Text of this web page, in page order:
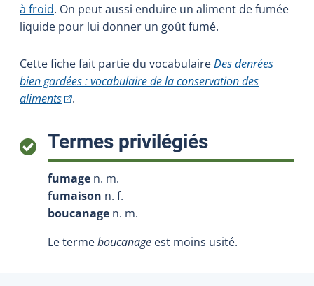
à froid. On peut aussi enduire un aliment de fumée
liquide pour lui donner un goût fumé.
Cette fiche fait partie du vocabulaireDes denrées
bien gardées : vocabulaire de la conservation des
aliments(Cet hyperlien externe s'ouvrira dans une nouvelle
.
Termes privilégiés:
fumage n. m.
fumaison n. f.
boucanage n. m.
Le termeboucanage est moins usité.